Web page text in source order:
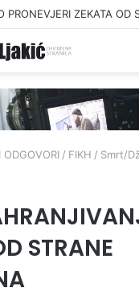
OFRLJE
ODGOVORI / FIKH / Smrt/
STRANE